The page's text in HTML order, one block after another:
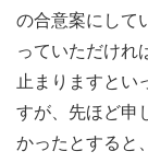
の合意案にして
っていただけれ
止まりますとい
すが、先ほど申
かったとすると